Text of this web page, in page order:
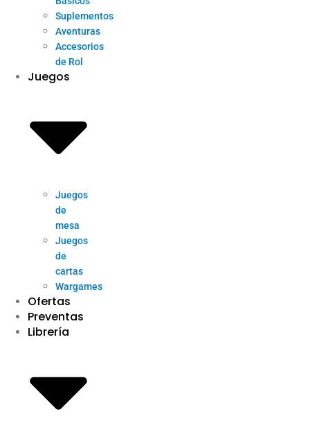
Suplementos
Aventuras
Accesorios
de Rol
Juegos
Juegos
de
mesa
Juegos
de
cartas
Wargames
Ofertas
Preventas
Librería